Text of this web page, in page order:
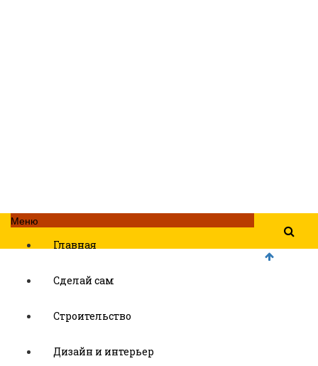
Меню
Главная
Сделай сам
Строительство
Дизайн и интерьер